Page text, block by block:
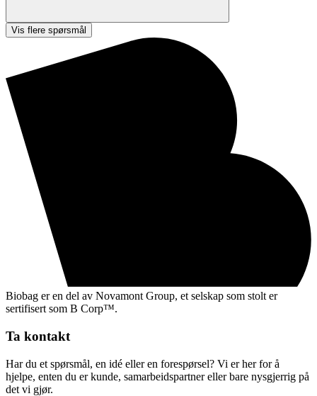
Vis flere spørsmål
Biobag er en del av Novamont Group, et selskap som stolt er
sertifisert som B Corp™.
Ta kontakt
Har du et spørsmål, en idé eller en forespørsel? Vi er her for å
hjelpe, enten du er kunde, samarbeidspartner eller bare nysgjerrig på
det vi gjør.